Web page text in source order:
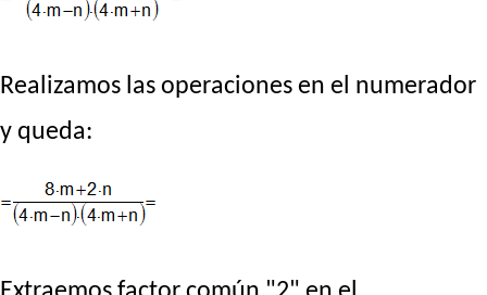
Realizamos las operaciones en el numerador
y queda: